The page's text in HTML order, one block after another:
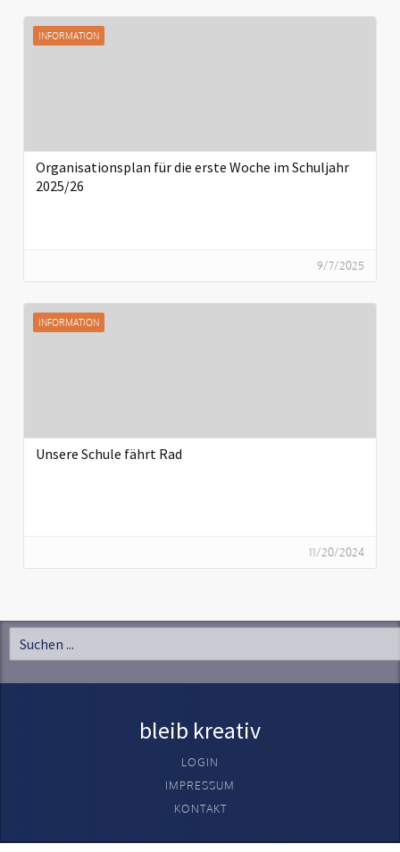
INFORMATION
Organisationsplan für die erste Woche im Schuljahr
2025/26
9/7/2025
INFORMATION
Unsere Schule fährt Rad
11/20/2024
bleib kreativ
LOGIN
IMPRESSUM
KONTAKT